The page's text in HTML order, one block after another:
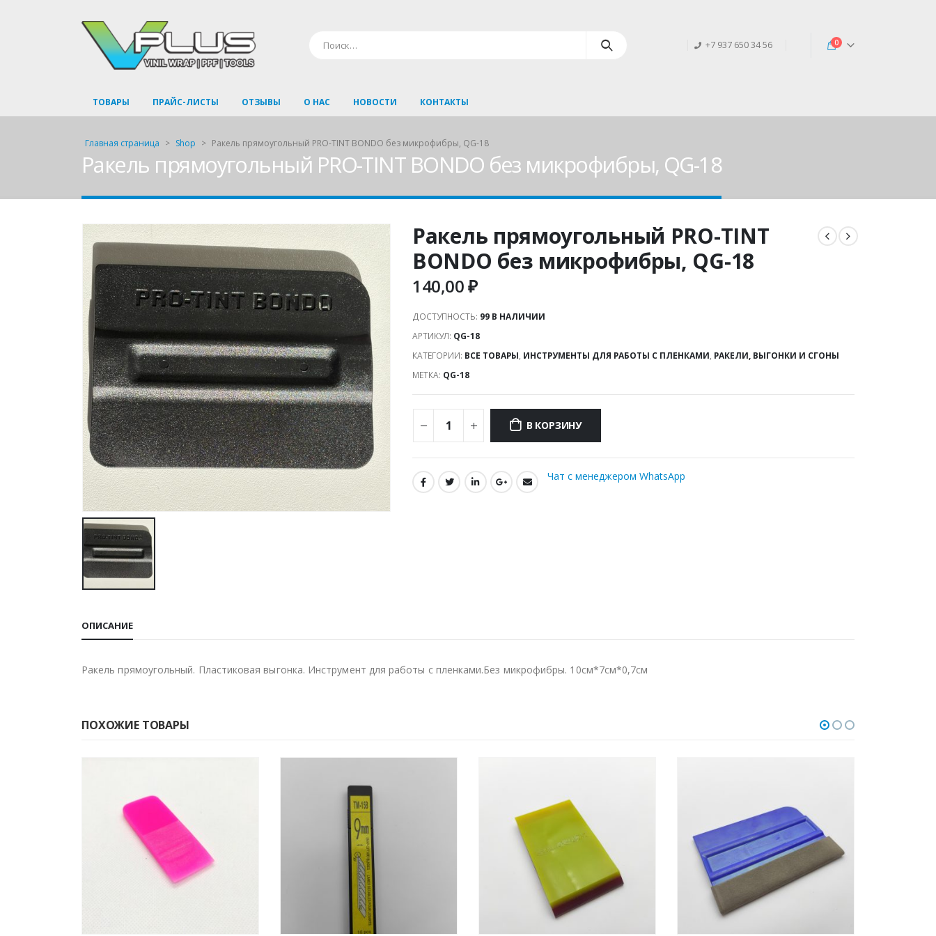
+7 937 650 34 56 0
ТОВАРЫ ПРАЙС-ЛИСТЫ ОТЗЫВЫ О НАС НОВОСТИ КОНТАКТЫ
Главная страница > Shop > Ракель прямоугольный PRO-TINT BONDO без микрофибры, QG-18
Ракель прямоугольный PRO-TINT BONDO без микрофибры, QG-18
Ракель прямоугольный PRO-TINT
BONDO без микрофибры, QG-18
140,00₽
ДОСТУПНОСТЬ: 99 В НАЛИЧИИ
АРТИКУЛ: QG-18
КАТЕГОРИИ: ВСЕ ТОВАРЫ, ИНСТРУМЕНТЫ ДЛЯ РАБОТЫ С ПЛЕНКАМИ, РАКЕЛИ, ВЫГОНКИ И СГОНЫ
МЕТКА: QG-18
В КОРЗИНУ
Чат с менеджером WhatsApp
ОПИСАНИЕ
Ракель прямоугольный. Пластиковая выгонка. Инструмент для работы с пленками.Без микрофибры. 10см*7см*0,7см
ПОХОЖИЕ ТОВАРЫ